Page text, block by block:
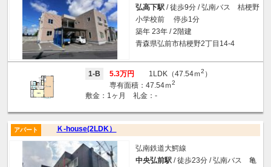
弘高下駅 / 徒歩9分 / 弘南バス 桔梗野
小学校前 停歩1分
築年 23年 / 2階建
青森県弘前市桔梗野2丁目14-4
1-B 5.3万円 1LDK（47.54ｍ2 ）
専有面積：47.54ｍ2
敷金：1ヶ月 礼金：-
Ｋ-house(2LDK）
アパート
弘南鉄道大鰐線
中央弘前駅 / 徒歩23分 / 弘南バス 亀